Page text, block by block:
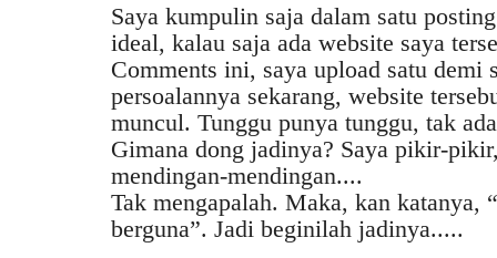
Saya kumpulin saja dalam satu
ideal, kalau saja ada website saya
Comments ini, saya upload satu demi
persoalannya sekarang, website
muncul. Tunggu punya tunggu, tak
Gimana dong jadinya? Saya pikir-
mendingan-mendingan....
Tak mengapalah. Maka, kan katanya,
berguna”. Jadi beginilah jadinya.....